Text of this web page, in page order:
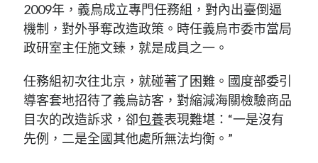
2009年，義烏成立專門任務組，對內出臺倒逼
機制，對外爭奪改造政策。時任義烏市委市當局
政研室主任施文臻，就是成員之一。
任務組初次往北京，就碰著了困難。國度部委引
導客套地招待了義烏訪客，對縮減海關檢驗商品
目次的改造訴求，卻包養表現難堪：“一是沒有
先例，二是全國其他處所無法均衡。”